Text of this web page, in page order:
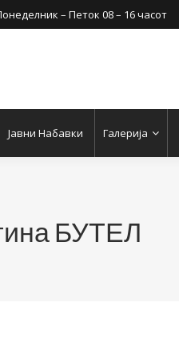
– Петок 08 – 16 часот
Јавни Набавки Галерија
БУТЕЛ